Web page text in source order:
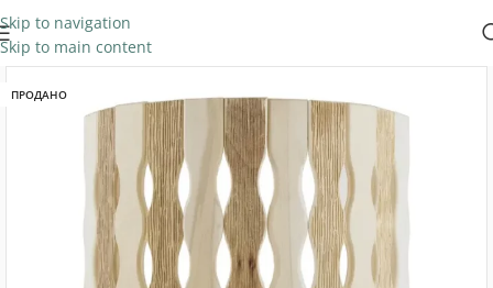
Skip to navigation
Skip to main content
ПРОДАНО